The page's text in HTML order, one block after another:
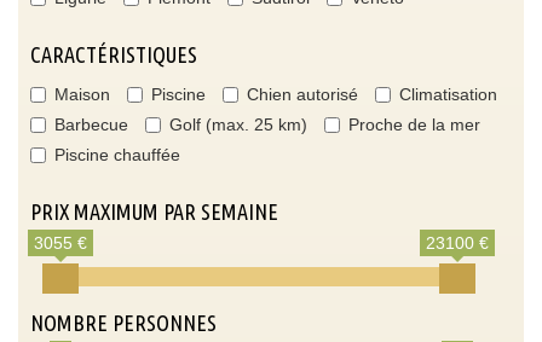
CARACTÉRISTIQUES
Maison Piscine Chien autorisé
Climatisation
Barbecue
Golf (max. 25 km)
Proche de la mer
Piscine chauffée
PRIX MAXIMUM PAR SEMAINE
3055 € 23100 €
NOMBRE PERSONNES